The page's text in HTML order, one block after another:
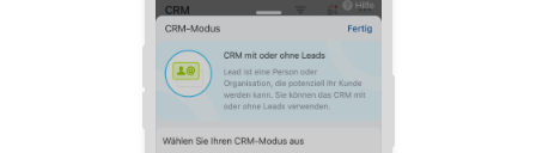
Contact Center
Mitarbeiter-Widget